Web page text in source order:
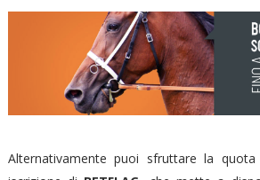
Alternativamente puoi sfruttare la